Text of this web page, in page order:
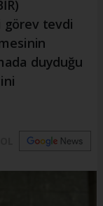
görev tevdi
duyduğu